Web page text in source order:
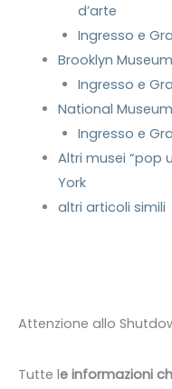
d’arte
Ingresso e
Brooklyn Museum
Ingresso e
National
Ingresso e
Altri musei “pop
York
altri articoli simili
Attenzione allo
Tutte le informazioni